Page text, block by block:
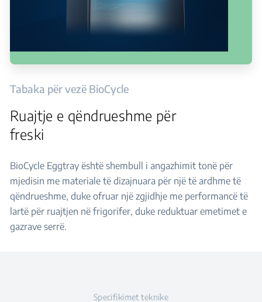
Tabaka për vezë BioCycle
Ruajtje e qëndrueshme për
freski
BioCycle Eggtray është shembull i angazhimit tonë për
mjedisin me materiale të dizajnuara për një të ardhme të
qëndrueshme, duke ofruar një zgjidhje me performancë të
lartë për ruajtjen në frigorifer, duke reduktuar emetimet e
gazrave serrë.
Specifikimet teknike